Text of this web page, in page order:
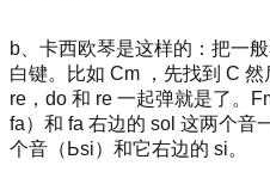
b、卡西欧琴是这样的：把一
白键。比如 Cm ，先找到 C
re，do 和 re 一起弹就是了。
fa）和 fa 右边的 sol 这两个音
个音（Ьsi）和它右边的 si。